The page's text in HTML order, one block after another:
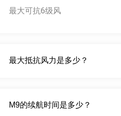
最大可抗6级风
最大抵抗风力是多少？
M9的续航时间是多少？